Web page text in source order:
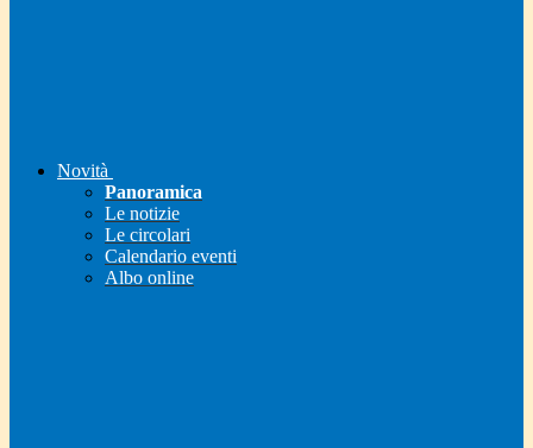
Novità
Panoramica
Le notizie
Le circolari
Calendario eventi
Albo online